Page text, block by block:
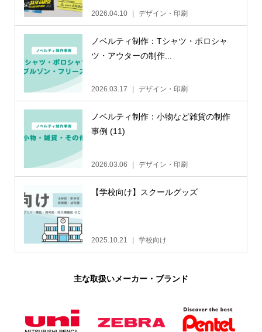
2026.04.10 デザイン・印刷
ノベルティ制作：Tシャツ・ポロシャ
ツ・アウターの制作...
2026.03.17 デザイン・印刷
ノベルティ制作：小物など雑貨の制作
事例 (11)
2026.03.06 デザイン・印刷
【学校向け】スクールグッズ
2025.10.21 学校向け
主な取扱いメーカー・ブランド